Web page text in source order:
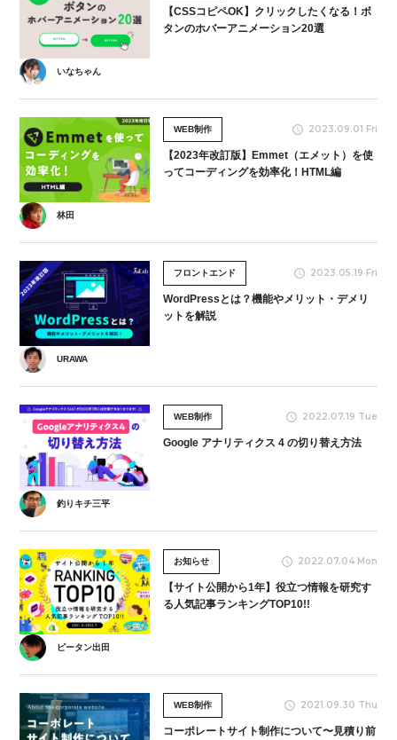
【CSSコピペOK】クリックしたくなる！ボ
タンのホバーアニメーション20選
いなちゃん
WEB制作 2023.09.01 Fri
【2023年改訂版】Emmet（エメット）を使
ってコーディングを効率化！HTML編
林田
フロントエンド 2023.05.19 Fri
WordPressとは？機能やメリット・デメリ
ットを解説
URAWA
WEB制作 2022.07.19 Tue
Google アナリティクス 4 の切り替え方法
釣りキチ三平
お知らせ 2022.07.04 Mon
【サイト公開から1年】役立つ情報を研究す
る人気記事ランキングTOP10!!
ピータン出田
WEB制作 2021.09.30 Thu
コーポレートサイト制作について〜見積り前